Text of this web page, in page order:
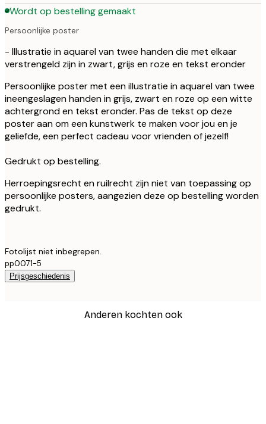
Wordt op bestelling gemaakt
Persoonlijke poster
- Illustratie in aquarel van twee handen die met elkaar
verstrengeld zijn in zwart, grijs en roze en tekst eronder
Persoonlijke poster met een illustratie in aquarel van twee
ineengeslagen handen in grijs, zwart en roze op een witte
achtergrond en tekst eronder. Pas de tekst op deze
poster aan om een kunstwerk te maken voor jou en je
geliefde, een perfect cadeau voor vrienden of jezelf!
Gedrukt op bestelling.
Herroepingsrecht en ruilrecht zijn niet van toepassing op
persoonlijke posters, aangezien deze op bestelling worden
gedrukt.
Fotolijst niet inbegrepen.
pp0071-5
Prijsgeschiedenis
Anderen kochten ook